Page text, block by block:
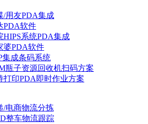
/用友PDA集成
PDA软件
HIPS系统PDA集成
婆PDA软件
集成条码系统
瓶子资源回收机扫码方案
打印PDA即时作业方案
/电商物流分拣
整车物流跟踪